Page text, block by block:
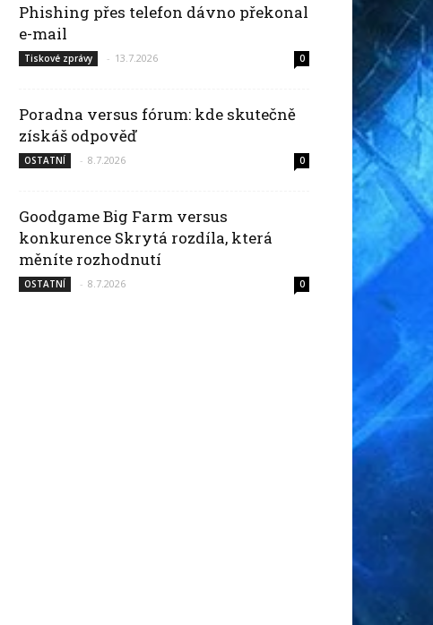
Phishing přes telefon dávno překonal
e-mail
Tiskové zprávy - 13.7.2026 0
Poradna versus fórum: kde skutečně
získáš odpověď
OSTATNÍ - 8.7.2026 0
Goodgame Big Farm versus
konkurence Skrytá rozdíla, která
měníte rozhodnutí
OSTATNÍ - 8.7.2026 0